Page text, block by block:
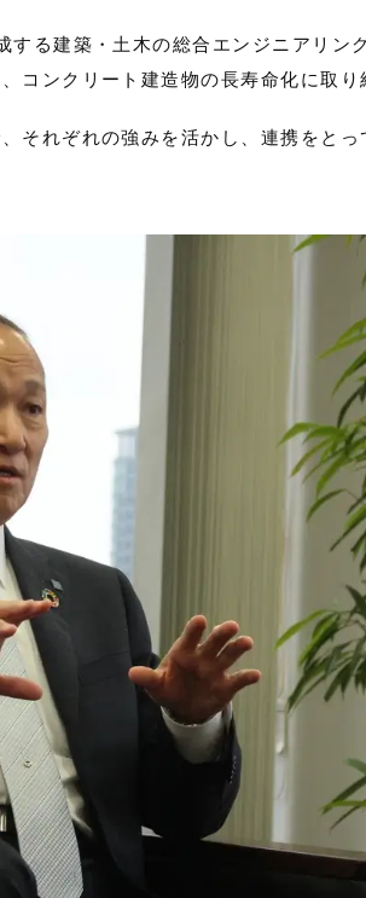
る建築・土木の総合エンジニアリン
コンクリート建造物の長寿命化に取り
それぞれの強みを活かし、連携をと